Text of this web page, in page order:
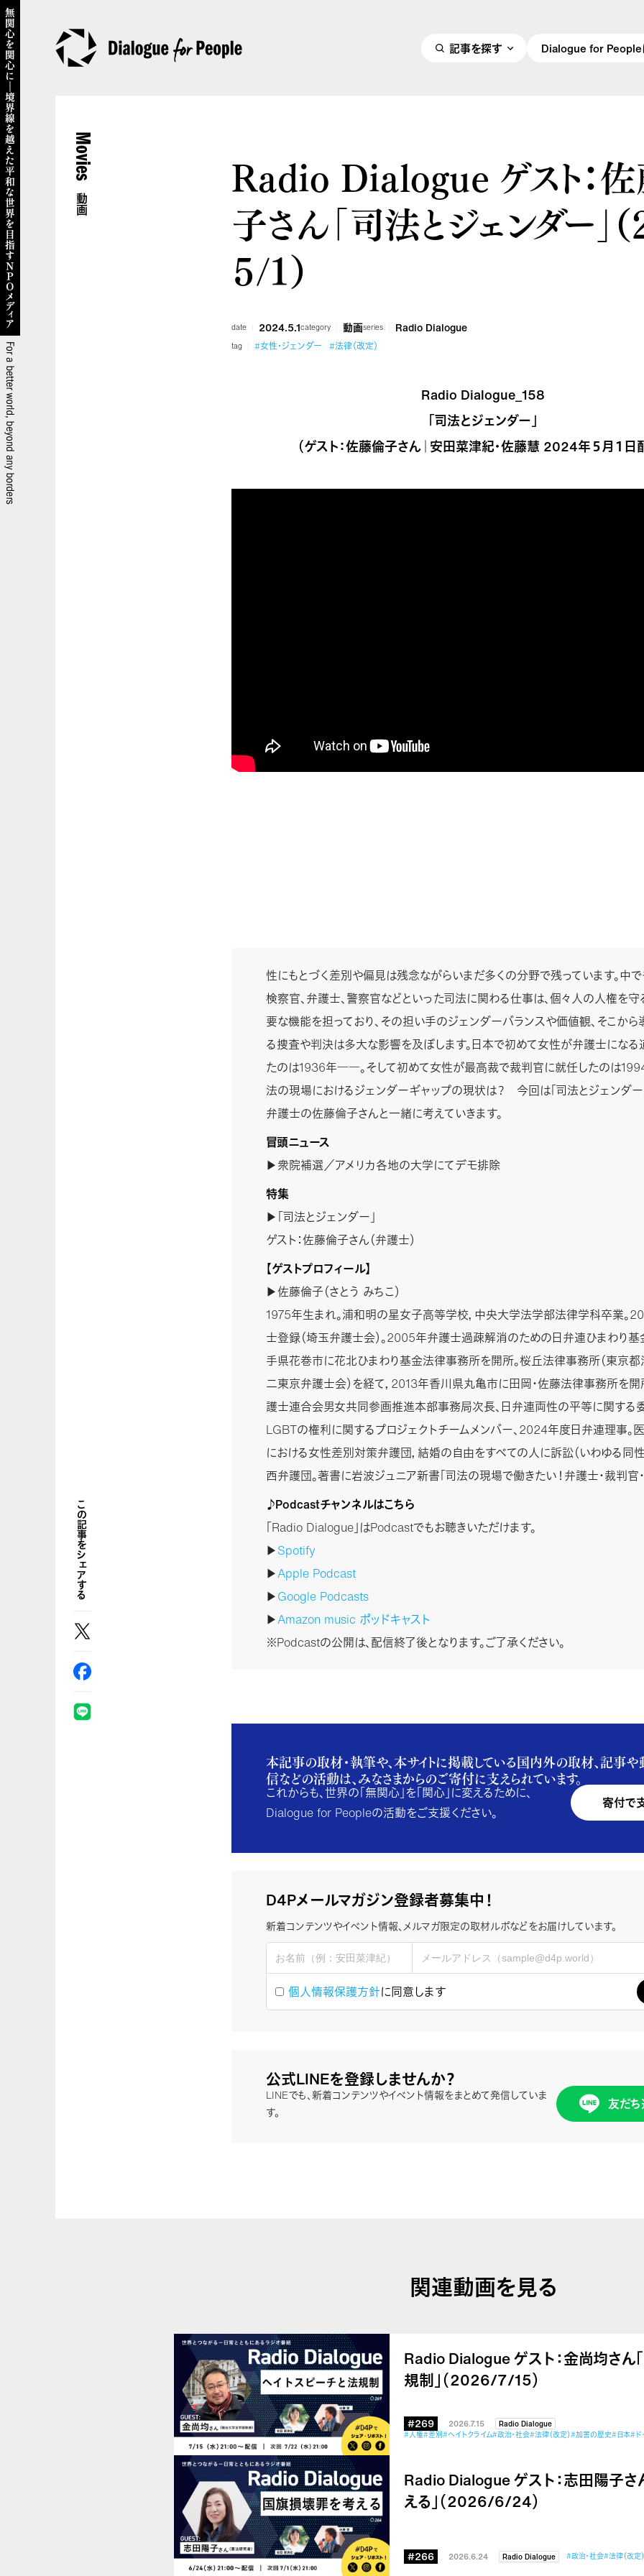
記事を探す Dialogue for People
Movies
動画 Radio Dialogue ゲスト：
子さん「司法とジェンダー」
５/１）
date 2024.5.1category 動画series Radio Dialogue
tag #女性・ジェンダー #法律（改定）
Radio Dialogue_158
「司法とジェンダー」
（ゲスト：佐藤倫子さん｜安田菜津紀・佐藤慧 2024年５月１日
性にもとづく差別や偏見は残念ながらいまだ多くの分野で残っています。中
検察官、弁護士、警察官などといった司法に関わる仕事は、個々人の人権を
要な機能を担っており、その担い手のジェンダーバランスや価値観、そこから
る捜査や判決は多大な影響を及ぼします。日本で初めて女性が弁護士にな
たのは1936年――。そして初めて女性が最高裁で裁判官に就任したのは
法の現場におけるジェンダーギャップの現状は？ 今回は「司法とジェンダー
弁護士の佐藤倫子さんと一緒に考えていきます。
冒頭ニュース
▶衆院補選／アメリカ各地の大学にてデモ排除
特集
▶「司法とジェンダー」
ゲスト：佐藤倫子さん（弁護士）
【ゲストプロフィール】
▶佐藤倫子（さとう みちこ）
1975年生まれ。浦和明の星女子高等学校，中央大学法学部法律学科卒業。
士登録（埼玉弁護士会）。2005年弁護士過疎解消のための日弁連ひまわり基
手県花巻市に花北ひまわり基金法律事務所を開所。桜丘法律事務所（東京都
二東京弁護士会）を経て，2013年香川県丸亀市に田岡・佐藤法律事務所を開
護士連合会男女共同参画推進本部事務局次長、日弁連両性の平等に関する
LGBTの権利に関するプロジェクトチームメンバー、2024年度日弁連理事。
における女性差別対策弁護団，結婚の自由をすべての人に訴訟（いわゆる同
西弁護団。著書に岩波ジュニア新書「司法の現場で働きたい！弁護士・裁判官
♪Podcastチャンネルはこちら
「Radio Dialogue」はPodcastでもお聴きいただけます。
▶Spotify
▶Apple Podcast
▶Google Podcasts
▶Amazon music ポッドキャスト
※Podcastの公開は、配信終了後となります。ご了承ください。
本記事の取材・執筆や、本サイトに掲載している国内外の取材、記事
信などの活動は、みなさまからのご寄付に支えられています。
これからも、世界の「無関心」を「関心」に変えるために、
Dialogue for Peopleの活動をご支援ください。
寄付で
D4Pメールマガジン登録者募集中！
新着コンテンツやイベント情報、メルマガ限定の取材ルポなどをお届けしています。
個人情報保護方針に同意します
公式LINEを登録しませんか？
LINEでも、新着コンテンツやイベント情報をまとめて発信していま
す。
友だ
この記事をシェアする
関連動画を見る
Radio Dialogue ゲスト：金尚均さん
規制」（2026/7/15）
#269 2026.7.15
Radio Dialogue
#人権#差別#ヘイトクライム#政治・社会#法律（改定）#加害の歴史#日本#ド
Radio Dialogue ゲスト：志田陽子さ
える」（2026/6/24）
#266 2026.6.24 Radio Dialogue #政治・社会#法律（改定）